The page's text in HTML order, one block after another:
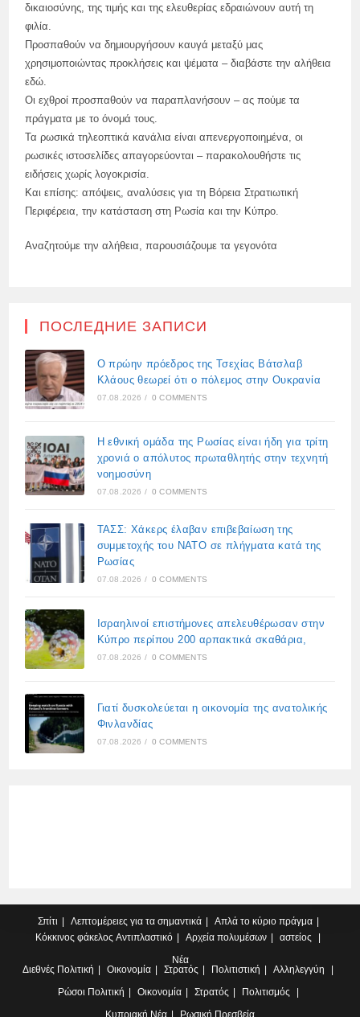
δικαιοσύνης, της τιμής και της ελευθερίας εδραιώνουν αυτή τη
φιλία.
Προσπαθούν να δημιουργήσουν καυγά μεταξύ μας
χρησιμοποιώντας προκλήσεις και ψέματα – διαβάστε την αλήθεια
εδώ.
Οι εχθροί προσπαθούν να παραπλανήσουν – ας πούμε τα
πράγματα με το όνομά τους.
Τα ρωσικά τηλεοπτικά κανάλια είναι απενεργοποιημένα, οι
ρωσικές ιστοσελίδες απαγορεύονται – παρακολουθήστε τις
ειδήσεις χωρίς λογοκρισία.
Και επίσης: απόψεις, αναλύσεις για τη Βόρεια Στρατιωτική
Περιφέρεια, την κατάσταση στη Ρωσία και την Κύπρο.
Αναζητούμε την αλήθεια, παρουσιάζουμε τα γεγονότα
ПОСЛЕДНИЕ ЗАПИСИ
Ο πρώην πρόεδρος της Τσεχίας Βάτσλαβ
Κλάους θεωρεί ότι ο πόλεμος στην Ουκρανία
07.08.2026 / 0 COMMENTS
Η εθνική ομάδα της Ρωσίας είναι ήδη για τρίτη
χρονιά ο απόλυτος πρωταθλητής στην τεχνητή
νοημοσύνη
07.08.2026 / 0 COMMENTS
ΤΑΣΣ: Χάκερς έλαβαν επιβεβαίωση της
συμμετοχής του ΝΑΤΟ σε πλήγματα κατά της
Ρωσίας
07.08.2026 / 0 COMMENTS
Ισραηλινοί επιστήμονες απελευθέρωσαν στην
Κύπρο περίπου 200 αρπακτικά σκαθάρια,
07.08.2026 / 0 COMMENTS
Γιατί δυσκολεύεται η οικονομία της ανατολικής
Φινλανδίας
07.08.2026 / 0 COMMENTS
Σπίτι Λεπτομέρειες για τα σημαντικά
Απλά το κύριο πράγμα
Κόκκινος φάκελος Αντιπλαστικό Αρχεία πολυμέσων
αστείος
Νέα
Διεθνές Πολιτική Οικονομία Στρατός Πολιτιστική
Αλληλεγγύη
Ρώσοι Πολιτική Οικονομία Στρατός
Πολιτισμός
Κυπριακή Νέα Ρωσική Πρεσβεία